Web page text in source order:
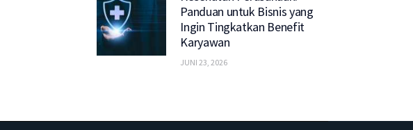
Panduan untuk Bisnis yang
Ingin Tingkatkan Benefit
Karyawan
JUNI 23, 2026